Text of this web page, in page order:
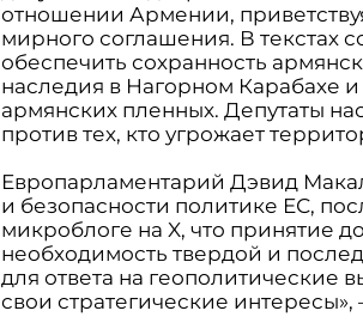
отношении Армении,
мирного соглашения. В текстах
обеспечить сохранность
наследия в Нагорном Карабахе
армянских пленных. Депутаты
против тех, кто угрожает
Европарламентарий Дэвид
и безопасности политике ЕС,
микроблоге на X, что принятие
необходимость твердой и
для ответа на геополитические
свои стратегические интересы»,